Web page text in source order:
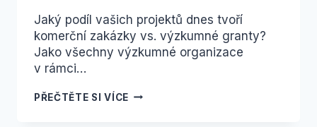
Jaký podíl vašich projektů dnes tvoří
komerční zakázky vs. výzkumné granty?
Jako všechny výzkumné organizace
v rámci…
PŘEČTĚTE SI VÍCEVÝZKUM,